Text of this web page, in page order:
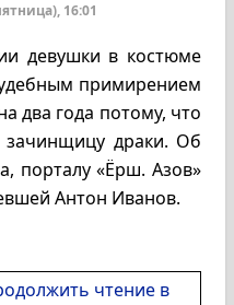
16:01
девушки в костюме
примирением
два года потому, что
драки. Об
порталу «Ёрш. Азов»
Антон Иванов.
чтение в